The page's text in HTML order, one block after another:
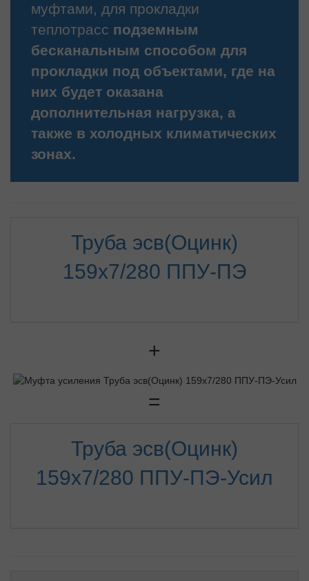
муфтами, для прокладки
теплотрасс подземным
бесканальным способом для
прокладки под объектами, где на
них будет оказана
дополнительная нагрузка, а
также в холодных климатических
зонах.
Труба эсв(Оцинк)
159х7/280 ППУ-ПЭ
+
=
Труба эсв(Оцинк)
159х7/280 ППУ-ПЭ-Усил